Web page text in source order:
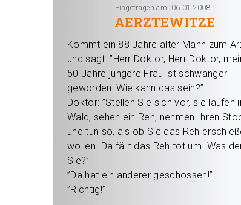
Eingetragen am: 06.01.2008
AERZTEWITZE
Kommt ein 88 Jahre alter Mann zum
und sagt: ”Herr Doktor, Herr Doktor,
50 Jahre jüngere Frau ist schwanger
geworden! Wie kann das sein?”
Doktor: ”Stellen Sie sich vor, sie laufen
Wald, sehen ein Reh, nehmen Ihren
und tun so, als ob Sie das Reh
wollen. Da fällt das Reh tot um. Was
Sie?”
”Da hat ein anderer geschossen!”
”Richtig!”